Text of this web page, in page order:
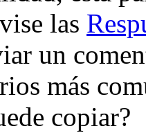
las
un
más
copiar?